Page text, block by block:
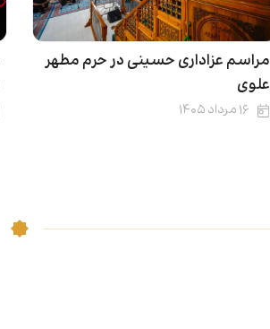
مراسم عزاداری حسینی در حرم مطهر
علوی
۱۶ مرداد ۱۴۰۵